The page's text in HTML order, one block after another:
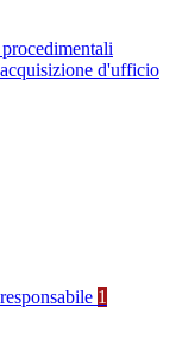
d'ufficio
1